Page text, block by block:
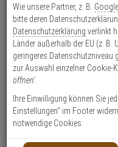
geben
Sie
mindestens
Zeichen
ein,
um
Suche
wurde
noch
Kategorien
Suche
gestartet
Versand &
Bitte wählen Sie Ihr Lieferland.
Welche
auswählen?
Wie unsere Partner, z. B. Google
bitte deren
Datenschutzerklärung verlinkt
Länder außerhalb der EU (z.
geringeres Datenschutzniveau
zur Auswahl einzelner Cookie-
öffnen'.
Ihre Einwilligung können Sie
Einstellungen“ im Footer
notwendige Cookies.